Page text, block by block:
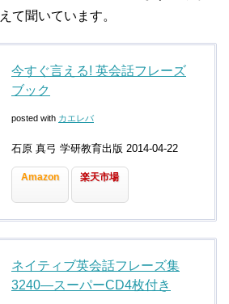
て聞いています。
今すぐ言える! 英会話フレーズ
ブック
posted with カエレバ
石原 真弓 学研教育出版 2014-04-22
Amazon 楽天市場
ネイティブ英会話フレーズ集
3240―スーパーCD4枚付き